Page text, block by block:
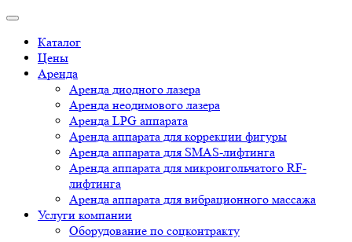
Каталог
Цены
Аренда
Аренда диодного лазера
Аренда неодимового лазера
Аренда LPG аппарата
Аренда аппарата для коррекции фигуры
Аренда аппарата для SMAS-лифтинга
Аренда аппарата для микроигольчатого RF-
лифтинга
Аренда аппарата для вибрационного массажа
Услуги компании
Оборудование по соцконтракту